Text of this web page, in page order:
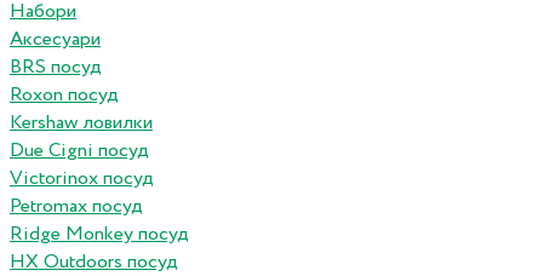
Набори
Аксесуари
BRS посуд
Roxon посуд
Kershaw ловилки
Due Cigni посуд
Victorinox посуд
Petromax посуд
Ridge Monkey посуд
HX Outdoors посуд